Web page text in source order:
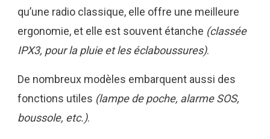
qu’une radio classique, elle offre une meilleure
ergonomie, et elle est souvent étanche (classée
IPX3, pour la pluie et les éclaboussures).
De nombreux modèles embarquent aussi des
fonctions utiles (lampe de poche, alarme SOS,
boussole, etc.).